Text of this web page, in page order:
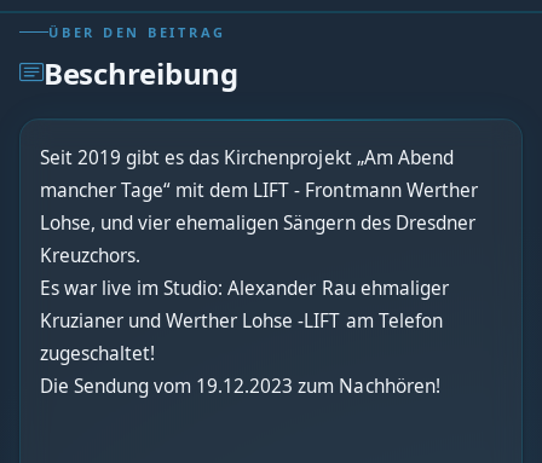
ÜBER DEN BEITRAG
Beschreibung
Seit 2019 gibt es das Kirchenprojekt „Am Abend
mancher Tage“ mit dem LIFT - Frontmann Werther
Lohse, und vier ehemaligen Sängern des Dresdner
Kreuzchors.
Es war live im Studio: Alexander Rau ehmaliger
Kruzianer und Werther Lohse -LIFT am Telefon
zugeschaltet!
Die Sendung vom 19.12.2023 zum Nachhören!